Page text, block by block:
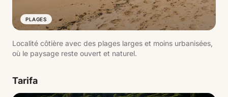
PLAGES
Localité côtière avec des plages larges et moins urbanisées,
où le paysage reste ouvert et naturel.
Tarifa